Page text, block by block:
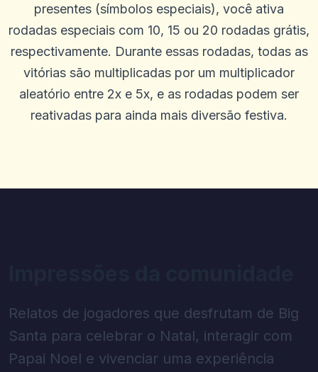
presentes (símbolos especiais), você ativa
rodadas especiais com 10, 15 ou 20 rodadas grátis,
respectivamente. Durante essas rodadas, todas as
vitórias são multiplicadas por um multiplicador
aleatório entre 2x e 5x, e as rodadas podem ser
reativadas para ainda mais diversão festiva.
Relatos de jogadores que desfrutam de Big
Santa para celebrar o Natal, interagir com
Papai Noel e vivenciar uma experiência
Ótimo site, pagamentos rápidos e ótimas probabilidades. O
suporte geralmente é rápido, às vezes pode ser lento, mas a
persistência compensa. Sou leal ao solo há 5 anos
0 0
Randy Cha
Bom tempo para passar
0 0
S
Seraphina Lowe
2025-09-30 00:03:50
A promoção da aposta livre 3+1 é brilhante. É um incentivo
divertido que agrega valor real sem ser muito limitado.
0 0